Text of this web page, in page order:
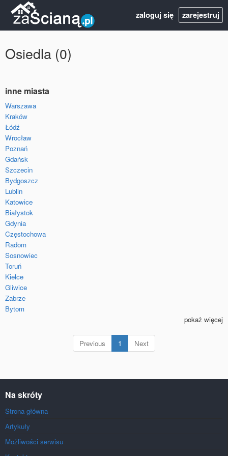
zaloguj się zarejestruj
Osiedla (0)
inne miasta
Warszawa
Kraków
Łódź
Wrocław
Poznań
Gdańsk
Szczecin
Bydgoszcz
Lublin
Katowice
Białystok
Gdynia
Częstochowa
Radom
Sosnowiec
Toruń
Kielce
Gliwice
Zabrze
Bytom
pokaż więcej
Previous 1 (current)
Next
Na skróty
Strona główna
Artykuły
Możliwości serwisu